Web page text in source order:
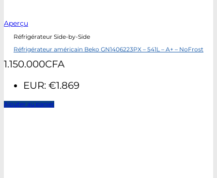
Aperçu
Réfrigérateur Side-by-Side
Réfrigérateur américain Beko GN1406223PX – 541L – A+ – NoFrost
1.150.000CFA
EUR: €1.869
Ajouter au panier